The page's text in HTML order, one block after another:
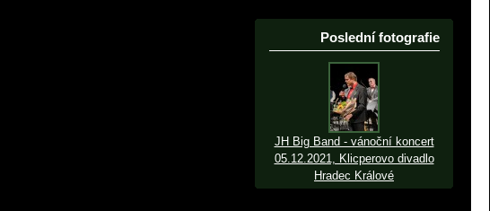
Poslední fotografie
JH Big Band - vánoční koncert
05.12.2021, Klicperovo divadlo
Hradec Králové